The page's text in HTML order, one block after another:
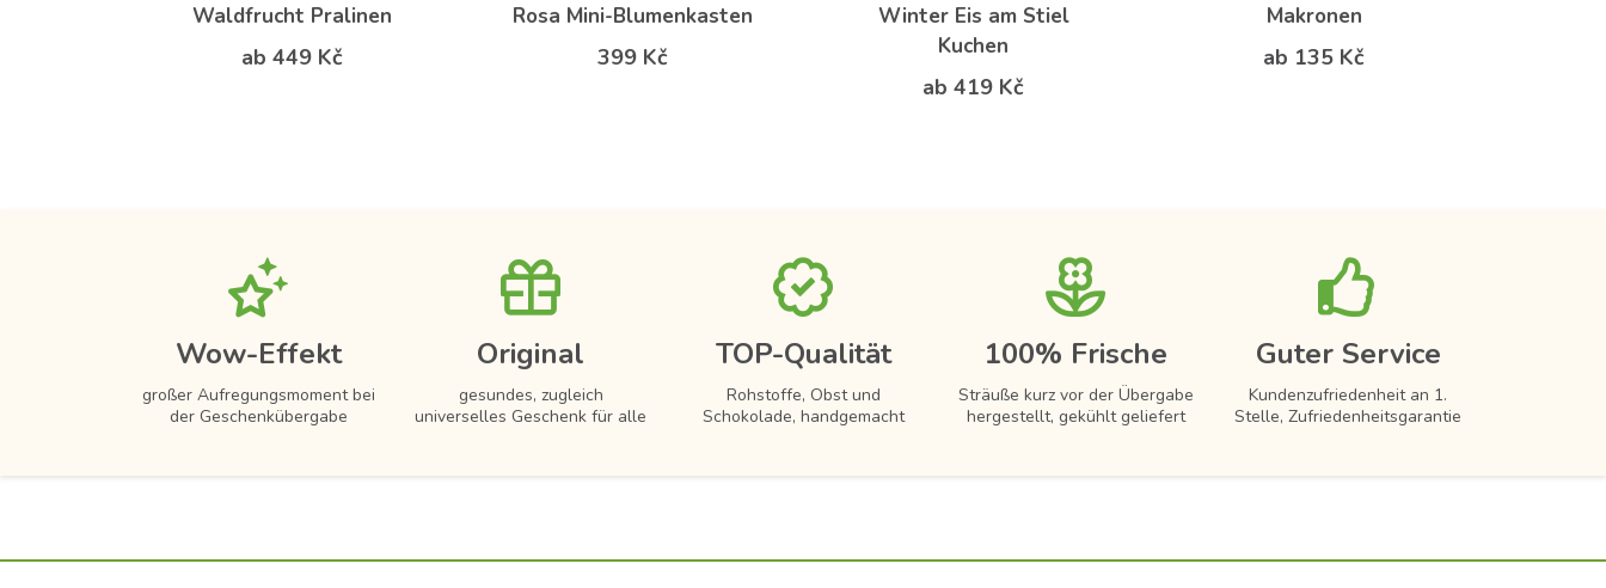
Waldfrucht Pralinen
ab 449 Kč
Rosa Mini-Blumenkasten
399 Kč
Winter Eis am Stiel
Kuchen
ab 419 Kč
Makronen
ab 135 Kč
Wow-Effekt
großer Aufregungsmoment bei
der Geschenkübergabe
Original
gesundes, zugleich
universelles Geschenk für alle
TOP-Qualität
Rohstoffe, Obst und
Schokolade, handgemacht
100% Frische
Sträuße kurz vor der Übergabe
hergestellt, gekühlt geliefert
Guter Service
Kundenzufriedenheit an 1.
Stelle, Zufriedenheitsgarantie